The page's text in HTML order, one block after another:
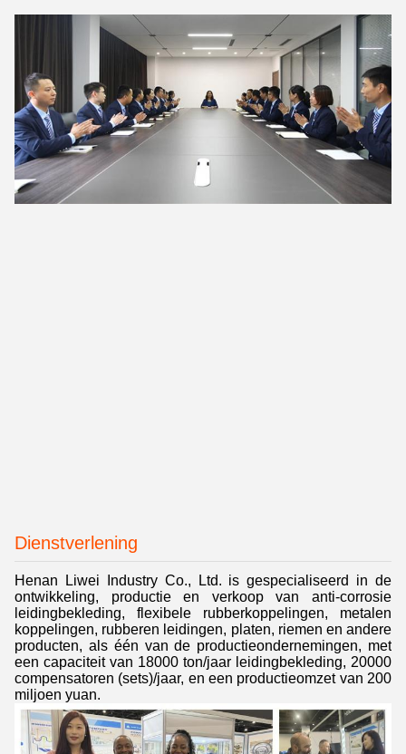
Dienstverlening
Henan Liwei Industry Co., Ltd. is gespecialiseerd in de
ontwikkeling, productie en verkoop van anti-corrosie
leidingbekleding, flexibele rubberkoppelingen, metalen
koppelingen, rubberen leidingen, platen, riemen en andere
producten, als één van de productieondernemingen, met
een capaciteit van 18000 ton/jaar leidingbekleding, 20000
compensatoren (sets)/jaar, en een productieomzet van 200
miljoen yuan.